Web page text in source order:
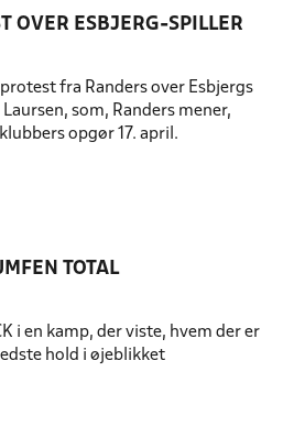
OVER ESBJERG-SPILLER
fra Randers over Esbjergs
som, Randers mener,
opgør 17. april.
TOTAL
i en kamp, der viste, hvem der er
hold i øjeblikket